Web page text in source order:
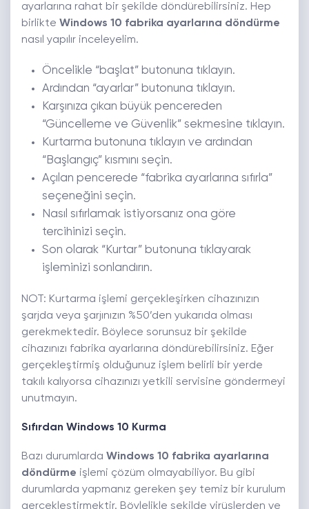
ayarlarına rahat bir şekilde döndürebilirsiniz. Hep
birlikte Windows 10 fabrika ayarlarına döndürme
nasıl yapılır inceleyelim.
Öncelikle “başlat” butonuna tıklayın.
Ardından “ayarlar” butonuna tıklayın.
Karşınıza çıkan büyük pencereden
“Güncelleme ve Güvenlik” sekmesine tıklayın.
Kurtarma butonuna tıklayın ve ardından
“Başlangıç” kısmını seçin.
Açılan pencerede “fabrika ayarlarına sıfırla”
seçeneğini seçin.
Nasıl sıfırlamak istiyorsanız ona göre
tercihinizi seçin.
Son olarak “Kurtar” butonuna tıklayarak
işleminizi sonlandırın.
NOT: Kurtarma işlemi gerçekleşirken cihazınızın
şarjda veya şarjınızın %50’den yukarıda olması
gerekmektedir. Böylece sorunsuz bir şekilde
cihazınızı fabrika ayarlarına döndürebilirsiniz. Eğer
gerçekleştirmiş olduğunuz işlem belirli bir yerde
takılı kalıyorsa cihazınızı yetkili servisine göndermeyi
unutmayın.
Sıfırdan Windows 10 Kurma
Bazı durumlarda Windows 10 fabrika ayarlarına
döndürme işlemi çözüm olmayabiliyor. Bu gibi
durumlarda yapmanız gereken şey temiz bir kurulum
gerçekleştirmektir. Böylelikle şekilde virüslerden ve